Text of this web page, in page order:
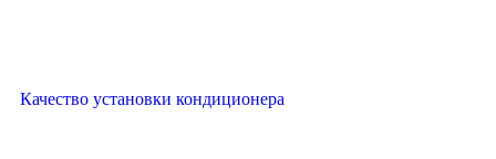
Качество установки кондиционера